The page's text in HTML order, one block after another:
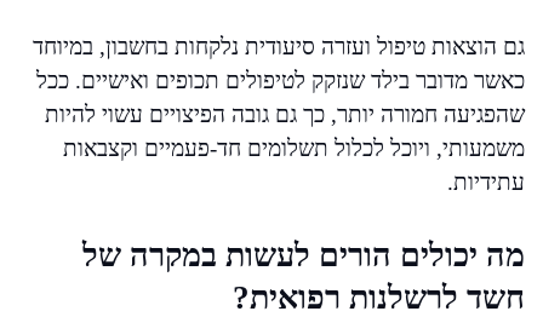
גם הוצאות טיפול ועזרה סיעודית נלקחות בחשבון, במיוחד
כאשר מדובר בילד שנזקק לטיפולים תכופים ואישיים. ככל
שהפגיעה חמורה יותר, כך גם גובה הפיצויים עשוי להיות
משמעותי, ויוכל לכלול תשלומים חד-פעמיים וקצבאות
עתידיות.
מה יכולים הורים לעשות במקרה של
חשד לרשלנות רפואית?